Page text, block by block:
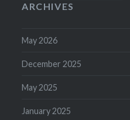
ARCHIVES
May 2026
December 2025
May 2025
January 2025